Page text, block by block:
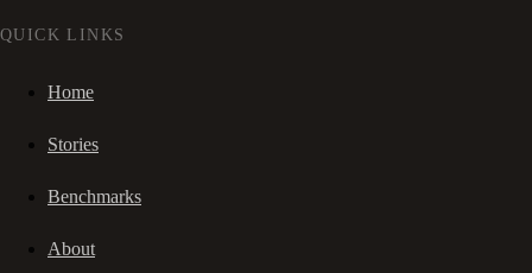
QUICK LINKS
Home
Stories
Benchmarks
About